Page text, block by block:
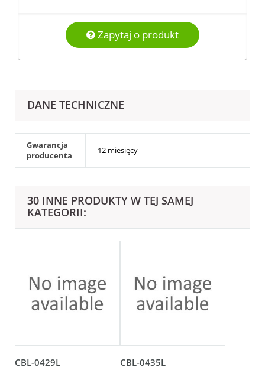
Zapytaj o produkt
DANE TECHNICZNE
Gwarancja
producenta
12 miesięcy
30 INNE PRODUKTY W TEJ SAMEJ
KATEGORII:
CBL-0429L CBL-0435L